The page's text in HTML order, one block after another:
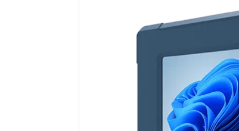
울트라 러기드 태블릿
Windows 차량 탑재 컴퓨터
안드로이드 차량 탑재 컴퓨터
셀프 서비스 키오스크